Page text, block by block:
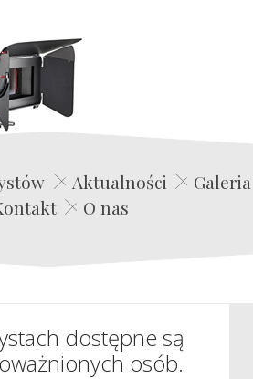
Edwin Film Agencja Aktorska
Aktualności
Galeria
O nas
dostępne są
osób.